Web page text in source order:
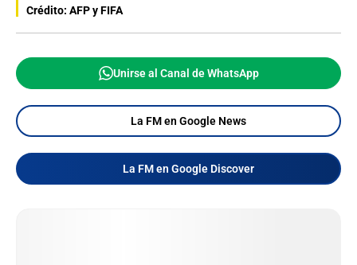
Crédito: AFP y FIFA
Unirse al Canal de WhatsApp
La FM en Google News
La FM en Google Discover